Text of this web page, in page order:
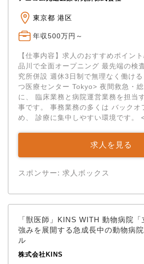
東京都 港区
年収500万円～
【仕事内容】求人のおすすめポイント/ 2025年10月
品川で全面オープニング 最先端の検査機器を備えた研
究所併設 週休3日制で無理なく働ける <JARVISどうぶ
つ医療センター Tokyo> 夜間救急・総合診療を中心
に、 臨床業務と病院運営業務を担当
事です。 事務業務の多くは バックオフィスで担うた
め、 診療に集中しやすい環境です。 < 具体的な仕事内
求人を見る
スポンサー: 求人ボックス
「獣医師」KINS WITH 動物病院
強みを展開する急成長中の動物病
ル
株式会社KINS